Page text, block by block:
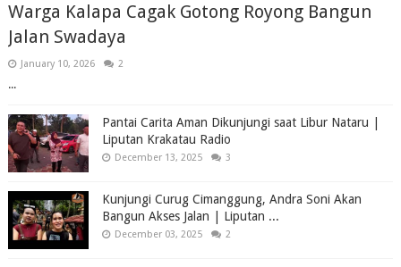
Warga Kalapa Cagak Gotong Royong Bangun
Jalan Swadaya
January 10, 2026 2
...
Pantai Carita Aman Dikunjungi saat Libur Nataru |
Liputan Krakatau Radio
December 13, 2025 3
Kunjungi Curug Cimanggung, Andra Soni Akan
Bangun Akses Jalan | Liputan ...
December 03, 2025 2